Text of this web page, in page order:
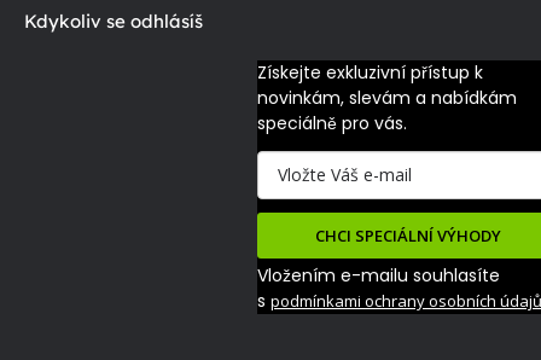
Kdykoliv se odhlásíš
Získejte exkluzivní přístup k
novinkám, slevám a nabídkám
speciálně pro vás.
CHCI SPECIÁLNÍ VÝHODY
Vložením e-mailu souhlasíte
s podmínkami ochrany osobních údajů